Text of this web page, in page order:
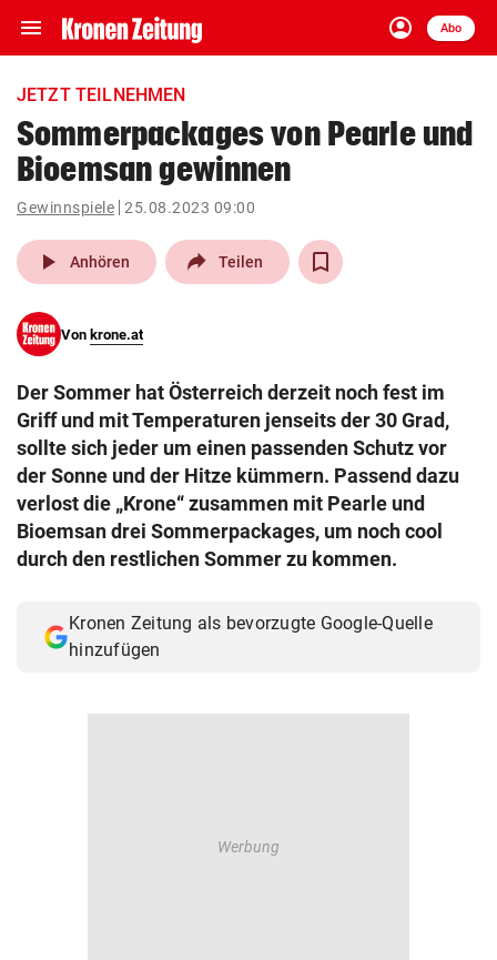
menu Navigation
ein-/ausklappen
account_circle
Anmelden
Abo
close Schließen
account_circle Anmelden
pin_drop
Wien arrow_right
search
eingeben
© Krone Multimedia GmbH & Co KG 2026
Muthgasse 2, 1190 Wien
JETZT TEILNEHMEN
Sommerpackages von Pearle und
Bioemsan gewinnen
Gewinnspiele 25.08.2023 09:00
play_arrow Anhören Teilen
Von krone.at
Der Sommer hat Österreich derzeit noch fest im
Griff und mit Temperaturen jenseits der 30 Grad,
sollte sich jeder um einen passenden Schutz vor
der Sonne und der Hitze kümmern. Passend dazu
verlost die „Krone“ zusammen mit Pearle und
Bioemsan drei Sommerpackages, um noch cool
durch den restlichen Sommer zu kommen.
Kronen Zeitung als bevorzugte Google-Quelle
hinzufügen